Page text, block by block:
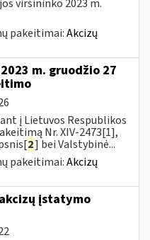
viršininko 2023 m.
pakeitimai:Akcizų
m. gruodžio 27
į Lietuvos Respublikos
Nr. XIV-2473[1],
2] bei Valstybinė...
pakeitimai:Akcizų
įstatymo